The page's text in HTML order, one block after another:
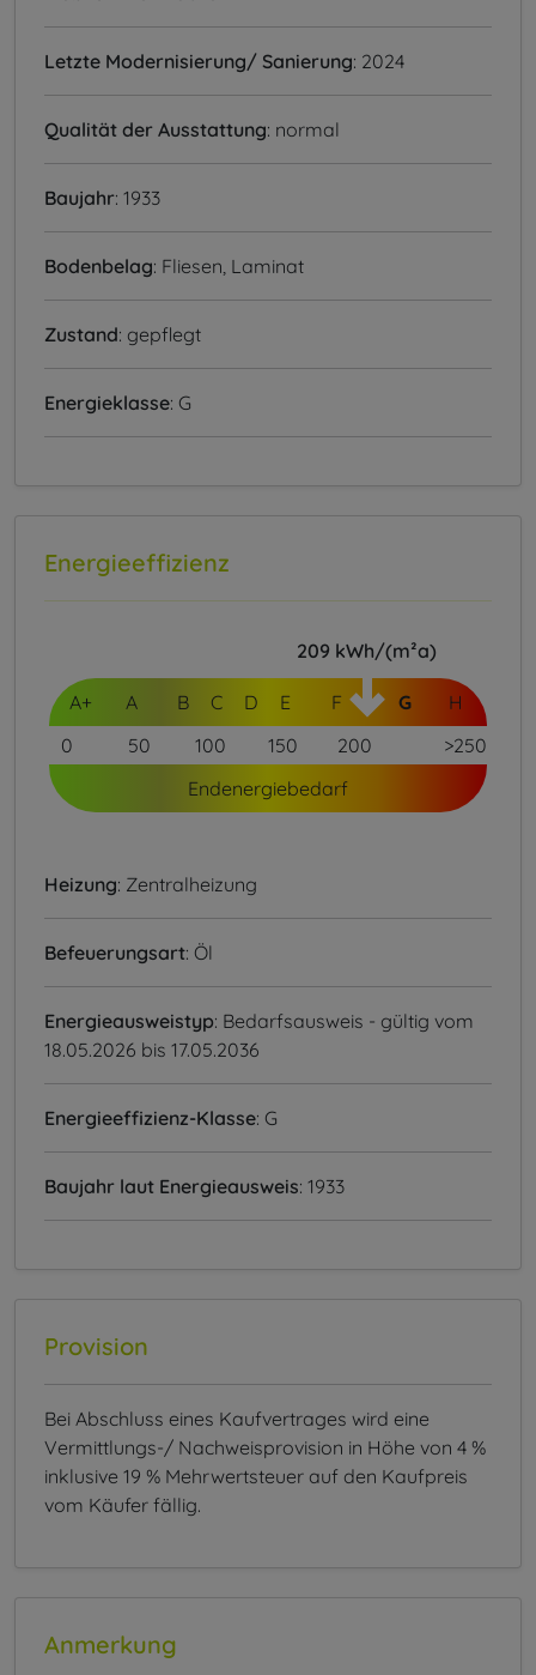
Letzte Modernisierung/ Sanierung: 2024
Qualität der Ausstattung: normal
Baujahr: 1933
Bodenbelag: Fliesen, Laminat
Zustand: gepflegt
Energieklasse: G
Energieeffizienz
A+ A B C D E F G H
209 kWh/(m²a)
0 50 100 150 200
>250
Endenergiebedarf
Heizung: Zentralheizung
Befeuerungsart: Öl
Energieausweistyp: Bedarfsausweis - gültig vom
18.05.2026 bis 17.05.2036
Energieeffizienz-Klasse: G
Baujahr laut Energieausweis: 1933
Provision
Bei Abschluss eines Kaufvertrages wird eine
Vermittlungs-/ Nachweisprovision in Höhe von 4 %
inklusive 19 % Mehrwertsteuer auf den Kaufpreis
vom Käufer fällig.
Anmerkung